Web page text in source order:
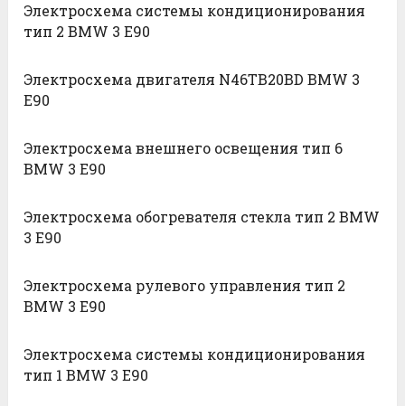
Электросхема системы кондиционирования
тип 2 BMW 3 E90
Электросхема двигателя N46TB20ВD BMW 3
E90
Электросхема внешнего освещения тип 6
BMW 3 E90
Электросхема обогревателя стекла тип 2 BMW
3 E90
Электросхема рулевого управления тип 2
BMW 3 E90
Электросхема системы кондиционирования
тип 1 BMW 3 E90